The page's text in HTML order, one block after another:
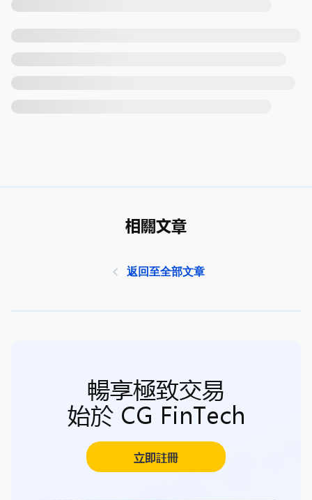
相關文章
返回至全部文章
暢享極致交易
始於 CG FinTech
立即註冊